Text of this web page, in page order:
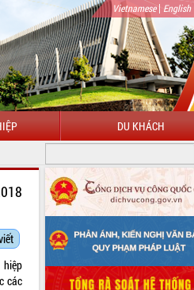
Vietnamese| English
DU KHÁCH
hiệp
các